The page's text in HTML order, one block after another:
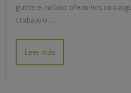
gusto e incluso ofensivos con
trabajo o…
Leer más